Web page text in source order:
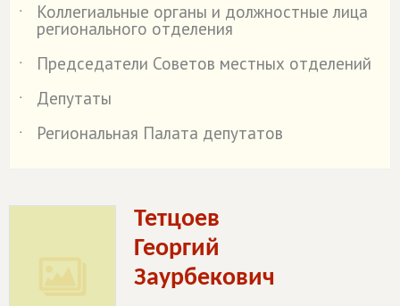
˙ Коллегиальные органы и должностные лица
регионального отделения
˙
Председатели Советов местных отделений
˙
Депутаты
˙
Региональная Палата депутатов
Тетцоев
Георгий
Заурбекович